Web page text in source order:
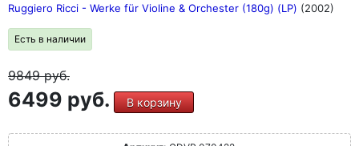
Ruggiero Ricci - Werke für Violine & Orchester (180g) (LP) (2002)
Есть в наличии
9849руб.
6499 руб. В корзину